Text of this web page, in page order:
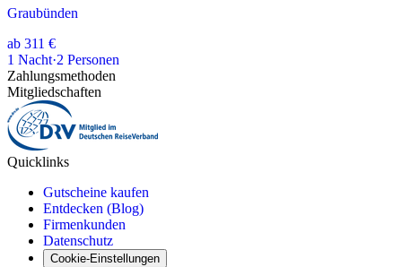
Graubünden
ab 311 €
1 Nacht·2 Personen
Zahlungsmethoden
Mitgliedschaften
Quicklinks
Gutscheine kaufen
Entdecken (Blog)
Firmenkunden
Datenschutz
Cookie-Einstellungen